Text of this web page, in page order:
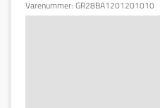
Varenummer: GR28BA1201201010